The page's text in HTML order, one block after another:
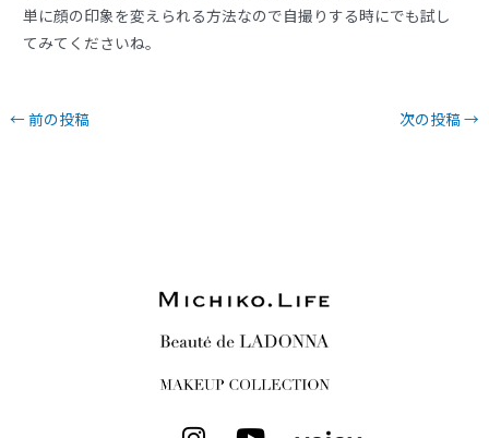
単に顔の印象を変えられる方法なので自撮りする時にでも試し
てみてくださいね。
←前の投稿 次の投稿 →
I Y